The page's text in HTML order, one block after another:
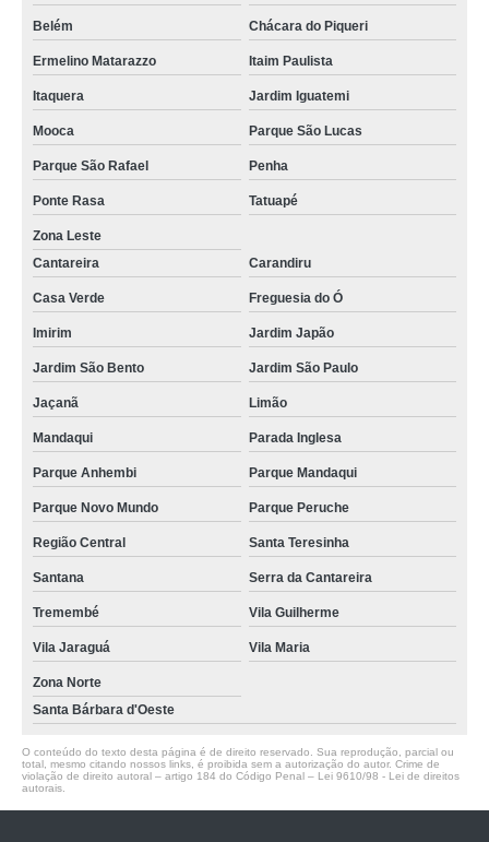
Belém Chácara do Piqueri
Ermelino Matarazzo Itaim Paulista
Itaquera Jardim Iguatemi
Mooca Parque São Lucas
Parque São Rafael Penha
Ponte Rasa Tatuapé
Zona Leste
Cantareira
Carandiru
Casa Verde Freguesia do Ó
Imirim Jardim Japão
Jardim São Bento Jardim São Paulo
Jaçanã Limão
Mandaqui Parada Inglesa
Parque Anhembi Parque Mandaqui
Parque Novo Mundo Parque Peruche
Região Central Santa Teresinha
Santana Serra da Cantareira
Tremembé Vila Guilherme
Vila Jaraguá Vila Maria
Zona Norte
Santa Bárbara d'Oeste
O conteúdo do texto desta página é de direito reservado. Sua reprodução, parcial ou
total, mesmo citando nossos links, é proibida sem a autorização do autor. Crime de
violação de direito autoral – artigo 184 do Código Penal – Lei 9610/98 - Lei de direitos
autorais